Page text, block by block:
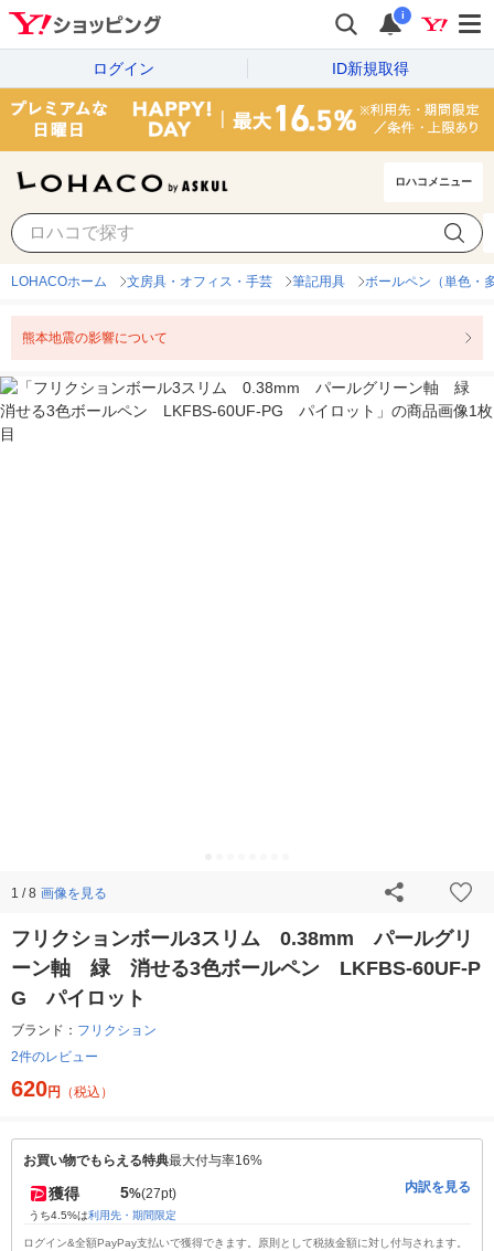
i
ログイン ID新規取得
ロハコメニュー
LOHACOホーム 文房具・オフィス・手芸 筆記用具 ボールペン（単色・
熊本地震の影響について
1 / 8 画像を見る
フリクションボール3スリム 0.38mm パールグリ
ーン軸 緑 消せる3色ボールペン LKFBS-60UF-P
G パイロット
ブランド： フリクション
2件のレビュー
620円 （税込）
お買い物でもらえる特典最大付与率16%
獲得 5%(27pt)
うち4.5%は利用先・期間限定
内訳を見る
ログイン&全額PayPay支払いで獲得できます。原則として税抜金額に対し付与されます。